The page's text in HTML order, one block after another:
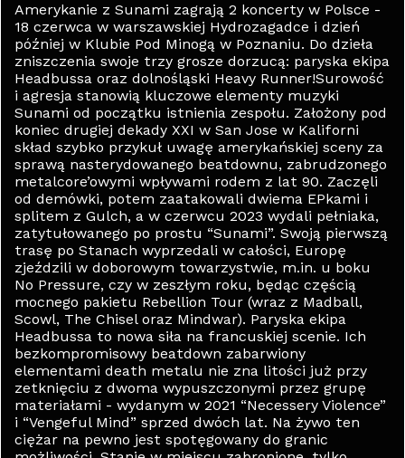
Amerykanie z Sunami zagrają 2 koncerty w Polsce -
18 czerwca w warszawskiej Hydrozagadce i dzień
później w Klubie Pod Minogą w Poznaniu. Do dzieła
zniszczenia swoje trzy grosze dorzucą: paryska ekipa
Headbussa oraz dolnośląski Heavy Runner!Surowość
i agresja stanowią kluczowe elementy muzyki
Sunami od początku istnienia zespołu. Założony pod
koniec drugiej dekady XXI w San Jose w Kaliforni
skład szybko przykuł uwagę amerykańskiej sceny za
sprawą nasterydowanego beatdownu, zabrudzonego
metalcore’owymi wpływami rodem z lat 90. Zaczęli
od demówki, potem zaatakowali dwiema EPkami i
splitem z Gulch, a w czerwcu 2023 wydali pełniaka,
zatytułowanego po prostu “Sunami”. Swoją pierwszą
trasę po Stanach wyprzedali w całości, Europę
zjeździli w doborowym towarzystwie, m.in. u boku
No Pressure, czy w zeszłym roku, będąc częścią
mocnego pakietu Rebellion Tour (wraz z Madball,
Scowl, The Chisel oraz Mindwar). Paryska ekipa
Headbussa to nowa siła na francuskiej scenie. Ich
bezkompromisowy beatdown zabarwiony
elementami death metalu nie zna litości już przy
zetknięciu z dwoma wypuszczonymi przez grupę
materiałami - wydanym w 2021 “Necessery Violence”
i “Vengeful Mind” sprzed dwóch lat. Na żywo ten
ciężar na pewno jest spotęgowany do granic